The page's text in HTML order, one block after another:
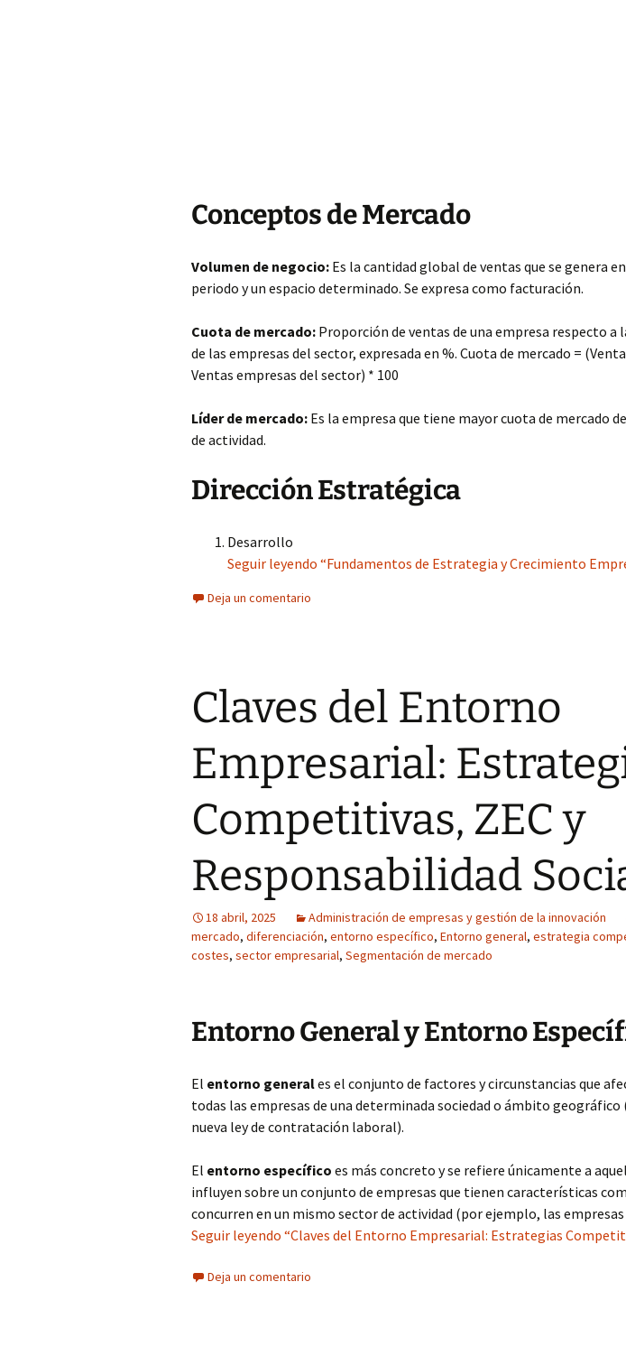
Conceptos de Mercado
Volumen de negocio: Es la cantidad global de ventas que se genera
periodo y un espacio determinado. Se expresa como facturación.
Cuota de mercado: Proporción de ventas de una empresa respecto a
de las empresas del sector, expresada en %. Cuota de mercado =
Ventas empresas del sector) * 100
Líder de mercado: Es la empresa que tiene mayor cuota de mercado
de actividad.
Dirección Estratégica
Desarrollo
Seguir leyendo “Fundamentos de Estrategia y Crecimiento
Deja un comentario
Claves del Entorno
Empresarial:
Competitivas, ZEC y
Responsabilidad
18 abril, 2025 Administración de empresas y gestión de la innovación
mercado, diferenciación, entorno específico, Entorno general, estrategia
costes, sector empresarial, Segmentación de mercado
Entorno General y Entorno
El entorno generales el conjunto de factores y circunstancias que
todas las empresas de una determinada sociedad o ámbito
nueva ley de contratación laboral).
El entorno específico es más concreto y se refiere únicamente a
influyen sobre un conjunto de empresas que tienen características
concurren en un mismo sector de actividad (por ejemplo, las
Seguir leyendo “Claves del Entorno Empresarial: Estrategias
Deja un comentario